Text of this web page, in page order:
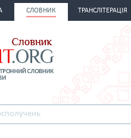
СЛОВНИК ТРАНСЛІТЕРАЦІЯ